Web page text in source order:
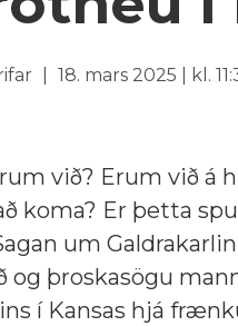
18. mars 2025 | kl.
við? Erum við á
koma? Er þetta
um
og þroskasögu
í Kansas hjá